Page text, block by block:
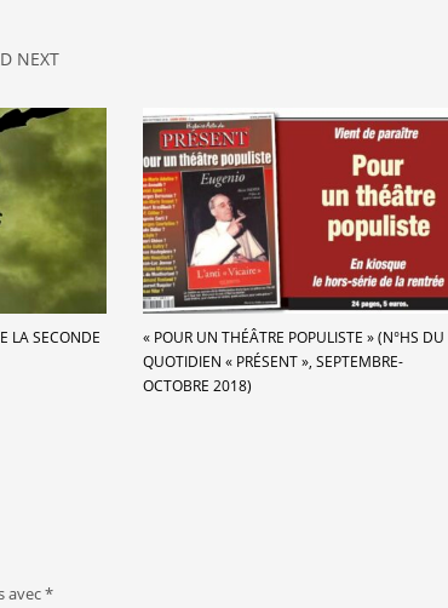
NEXT
LA SECONDE
« POUR UN THÉÂTRE POPULISTE » (N°HS DU
QUOTIDIEN « PRÉSENT », SEPTEMBRE-
OCTOBRE 2018)
avec*